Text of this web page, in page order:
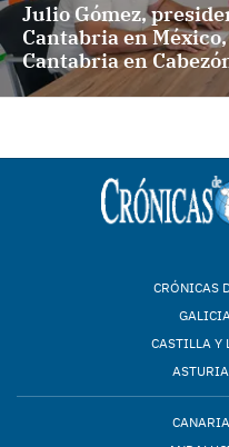
Julio Gómez,
Cantabria en
Cantabria en
CRÓNICAS
CASTILLA Y